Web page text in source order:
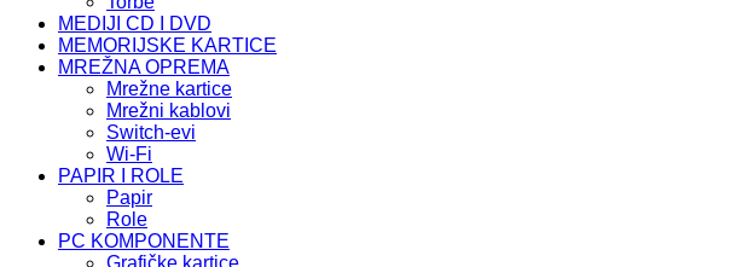
MEDIJI CD I DVD
MEMORIJSKE KARTICE
MREŽNA OPREMA
Mrežne kartice
Mrežni kablovi
Switch-evi
Wi-Fi
PAPIR I ROLE
Papir
Role
PC KOMPONENTE
Grafičke kartice